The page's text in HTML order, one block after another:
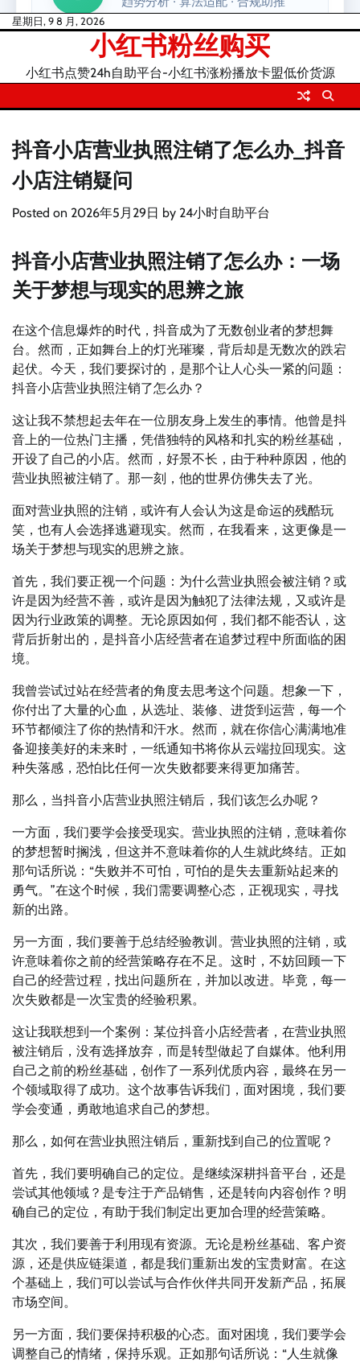
Skip星期日, 9 8 月, 2026
小红书粉丝购买
小红书点赞24h自助平台-小红书涨粉播放卡盟低价货源
抖音小店营业执照注销了怎么办_抖音
小店注销疑问
Posted on 2026年5月29日 by 24小时自助平台
抖音小店营业执照注销了怎么办：一场
关于梦想与现实的思辨之旅
在这个信息爆炸的时代，抖音成为了无数创业者的梦想舞
台。然而，正如舞台上的灯光璀璨，背后却是无数次的跌宕
起伏。今天，我们要探讨的，是那个让人心头一紧的问题：
抖音小店营业执照注销了怎么办？
这让我不禁想起去年在一位朋友身上发生的事情。他曾是抖
音上的一位热门主播，凭借独特的风格和扎实的粉丝基础，
开设了自己的小店。然而，好景不长，由于种种原因，他的
营业执照被注销了。那一刻，他的世界仿佛失去了光。
面对营业执照的注销，或许有人会认为这是命运的残酷玩
笑，也有人会选择逃避现实。然而，在我看来，这更像是一
场关于梦想与现实的思辨之旅。
首先，我们要正视一个问题：为什么营业执照会被注销？或
许是因为经营不善，或许是因为触犯了法律法规，又或许是
因为行业政策的调整。无论原因如何，我们都不能否认，这
背后折射出的，是抖音小店经营者在追梦过程中所面临的困
境。
我曾尝试过站在经营者的角度去思考这个问题。想象一下，
你付出了大量的心血，从选址、装修、进货到运营，每一个
环节都倾注了你的热情和汗水。然而，就在你信心满满地准
备迎接美好的未来时，一纸通知书将你从云端拉回现实。这
种失落感，恐怕比任何一次失败都要来得更加痛苦。
那么，当抖音小店营业执照注销后，我们该怎么办呢？
一方面，我们要学会接受现实。营业执照的注销，意味着你
的梦想暂时搁浅，但这并不意味着你的人生就此终结。正如
那句话所说：“失败并不可怕，可怕的是失去重新站起来的
勇气。”在这个时候，我们需要调整心态，正视现实，寻找
新的出路。
另一方面，我们要善于总结经验教训。营业执照的注销，或
许意味着你之前的经营策略存在不足。这时，不妨回顾一下
自己的经营过程，找出问题所在，并加以改进。毕竟，每一
次失败都是一次宝贵的经验积累。
这让我联想到一个案例：某位抖音小店经营者，在营业执照
被注销后，没有选择放弃，而是转型做起了自媒体。他利用
自己之前的粉丝基础，创作了一系列优质内容，最终在另一
个领域取得了成功。这个故事告诉我们，面对困境，我们要
学会变通，勇敢地追求自己的梦想。
那么，如何在营业执照注销后，重新找到自己的位置呢？
首先，我们要明确自己的定位。是继续深耕抖音平台，还是
尝试其他领域？是专注于产品销售，还是转向内容创作？明
确自己的定位，有助于我们制定出更加合理的经营策略。
其次，我们要善于利用现有资源。无论是粉丝基础、客户资
源，还是供应链渠道，都是我们重新出发的宝贵财富。在这
个基础上，我们可以尝试与合作伙伴共同开发新产品，拓展
市场空间。
另一方面，我们要保持积极的心态。面对困境，我们要学会
调整自己的情绪，保持乐观。正如那句话所说：“人生就像